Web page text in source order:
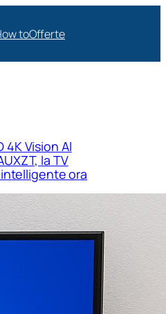
toOfferte
4K Vision AI
la TV
ora